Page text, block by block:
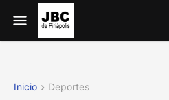
Inicio Deportes